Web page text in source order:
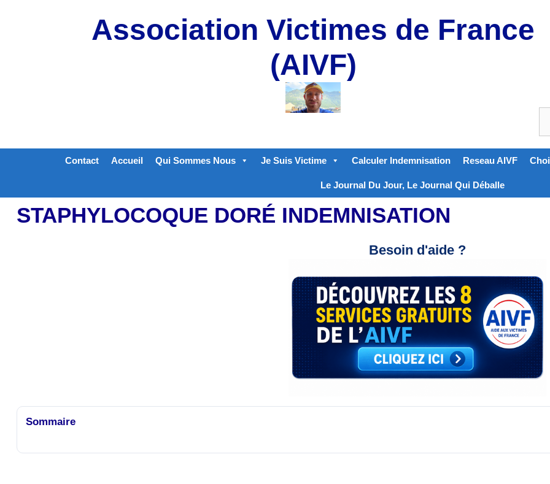
Association Victimes de France
(AIVF)
Contact Accueil Qui Sommes Nous Je Suis Victime Calculer Indemnisation Reseau AIVF
Le Journal Du Jour, Le Journal Qui Déballe
STAPHYLOCOQUE DORÉ INDEMNISATION
Besoin d'aide ?
Sommaire